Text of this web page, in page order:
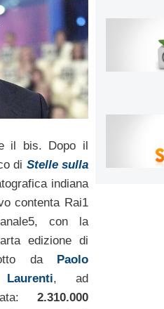
il bis. Dopo il
di Stelle sulla
indiana
contenta Rai1
con la
edizione di
da
Paolo
, ad
2.310.000